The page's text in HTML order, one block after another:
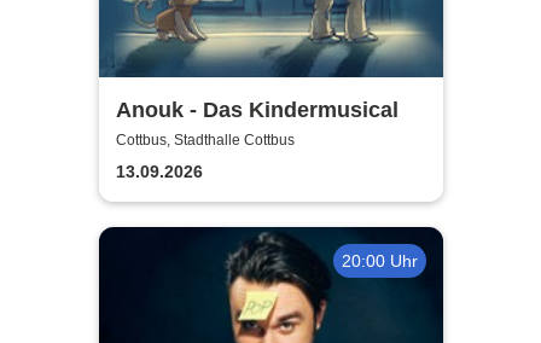
Anouk - Das Kindermusical
Cottbus, Stadthalle Cottbus
13.09.2026
20:00 Uhr